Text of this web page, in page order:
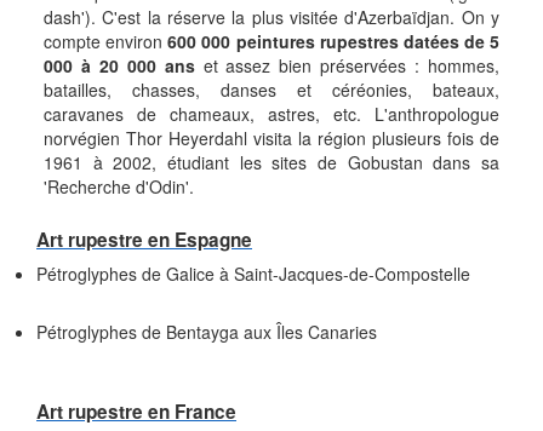
dash'). C'est la réserve la plus visitée d'Azerbaïdjan. On y
compte environ600 000 peintures rupestres datées de 5
000 à 20 000 anset assez bien préservées : hommes,
batailles, chasses, danses et céréonies, bateaux,
caravanes de chameaux, astres, etc. L'anthropologue
norvégien Thor Heyerdahl visita la région plusieurs fois de
1961 à 2002, étudiant les sites de Gobustan dans sa
'Recherche d'Odin'.
Art rupestre en Espagne
Pétroglyphes de Galice à Saint-Jacques-de-Compostelle
Pétroglyphes de Bentayga aux Îles Canaries
Art rupestre en France